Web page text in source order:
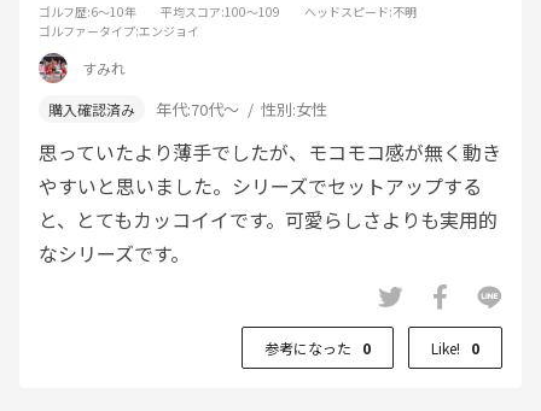
ゴルフ歴:6～10年 平均スコア:100～109 ヘッドスピード:不明
ゴルファータイプ:エンジョイ
すみれ
年代:70代～ 性別:女性
思っていたより薄手でしたが、モコモコ感が無く動き
やすいと思いました。シリーズでセットアップする
と、とてもカッコイイです。可愛らしさよりも実用的
なシリーズです。
参考になった 0 Like! 0